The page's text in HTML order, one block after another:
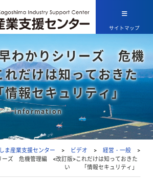
サイトマップ
早わかりシリーズ 危機
だけは知っておきた
セキュリティ」
information
ま産業支援センター > ビデオ > 経営・一般
>
ーズ 危機管理編 <改訂版>これだけは知っておきた
い 「情報セキュリティ」